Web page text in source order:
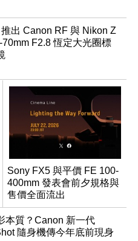
推出 Canon RF 與 Nikon Z
70mm F2.8 恆定大光圈標
Sony FX5 與平價 FE 100-
400mm 發表會前夕規格與
售價全面流出
本質？Canon 新一代
隨身機傳今年底前現身